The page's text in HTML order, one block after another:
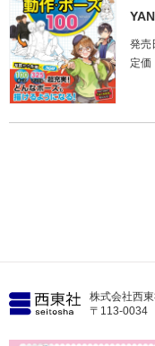
発売
定価
株式会社西
〒113-0034